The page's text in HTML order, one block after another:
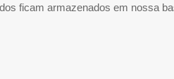
ficam armazenados em nossa